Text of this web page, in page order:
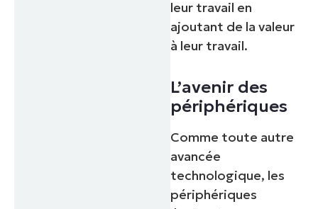
leur travail en
ajoutant de la valeur
à leur travail.
L’avenir des
périphériques
Comme toute autre
avancée
technologique, les
périphériques